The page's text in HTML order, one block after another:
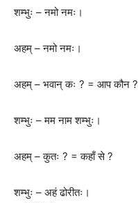
शम्भुः – नमो नमः।
अहम् – नमो नमः।
अहम् – भवान् कः ? = आप कौन ?
शम्भुः – मम नाम शम्भुः।
अहम् – कुतः ? = कहाँ से ?
शम्भुः – अहं ढोरीतः।